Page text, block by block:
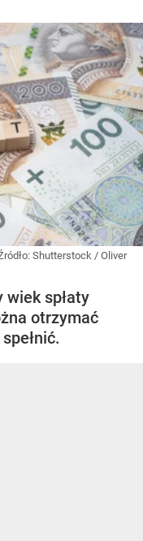
Shutterstock / Oliver
wiek spłaty
otrzymać